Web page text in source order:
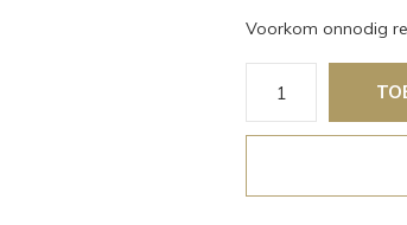
Voorkom onnodig